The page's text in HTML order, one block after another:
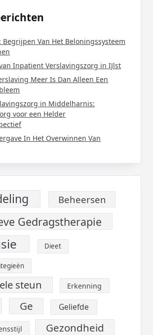
Begrijpen Van Het Beloningssysteem
Inpatient Verslavingszorg in IJlst
Meer Is Dan Alleen Een
in Middelharnis:
voor een Helder
In Het Overwinnen Van
Beheersen
Gedragstherapie
Dieet
steun Erkenning
Ge Geliefde
Gezondheid